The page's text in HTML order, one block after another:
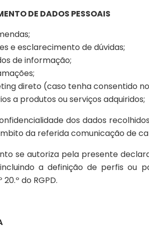
DE DADOS PESSOAIS
esclarecimento de dúvidas;
de informação;
direto (caso tenha consentido
a produtos ou serviços adquiridos;
dos dados
da referida comunicação de
se autoriza pela presente
a definição de perfis ou
do RGPD.